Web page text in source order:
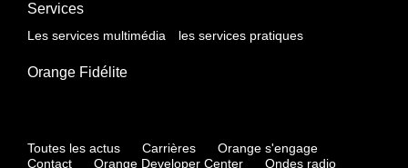
Services
Les services multimédia les services pratiques
Orange Fidélite
Toutes les actus Carrières
Orange s'engage
Contact
Orange Developer Center Ondes radio